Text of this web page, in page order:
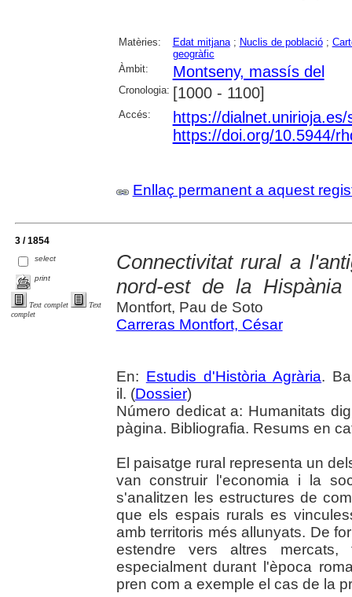
Matèries: Edat mitjana; Nuclis de població;
geogràfic
Àmbit:
Montseny, massís del
Cronologia: [1000 - 1100]
Accés:
https://
https://doi.org/10.5944/
Enllaç permanent a aquest
3 / 1854
select
print
Text complet
Text
complet
Connectivitat rural a
nord-est de la Hispània
Montfort, Pau de Soto
Carreras Montfort, César
En: Estudis d'Història Agrària.
il. (Dossier)
Número dedicat a: Humanitats
pàgina. Bibliografia. Resums en
El paisatge rural representa un
van construir l'economia i la
s'analitzen les estructures de
que els espais rurals es
amb territoris més allunyats. De
estendre vers altres mercats,
especialment durant l'època
pren com a exemple el cas de la